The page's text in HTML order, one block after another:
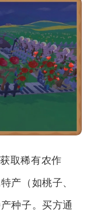
取稀有农作
产（如桃子、
种子。买方通